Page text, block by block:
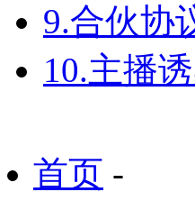
9.合伙协
10.主播
首页 -